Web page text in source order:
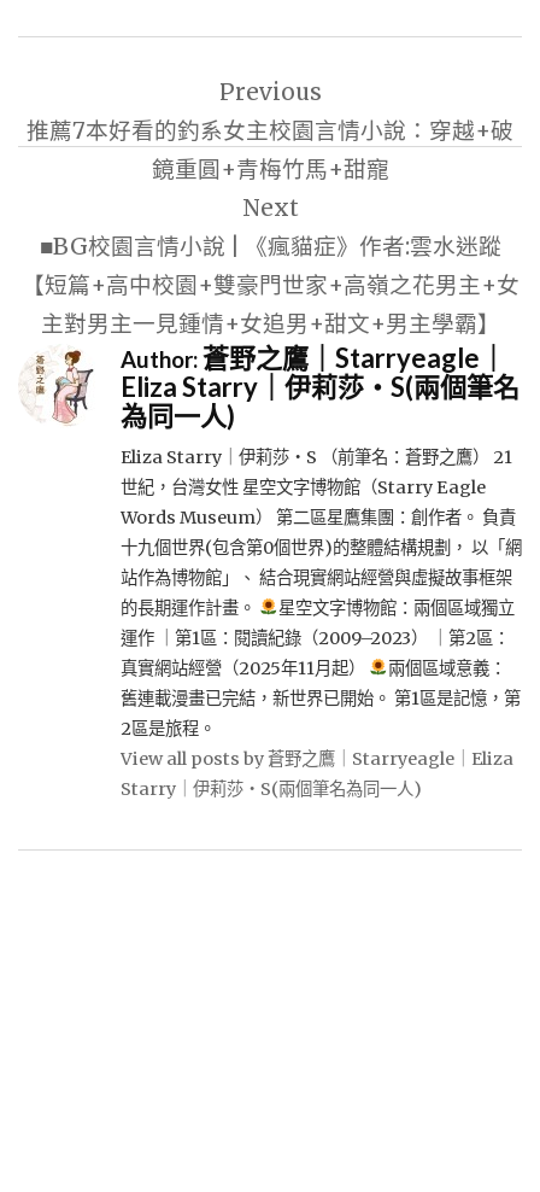
導
Previous
推薦7本好看的釣系女主校園言情小說：穿越+破
鏡重圓+青梅竹馬+甜寵
Next
■BG校園言情小說 | 《瘋貓症》作者:雲水迷蹤
【短篇+高中校園+雙豪門世家+高嶺之花男主+女
主對男主一見鍾情+女追男+甜文+男主學霸】
Author:蒼野之鷹｜Starryeagle｜
Eliza Starry｜伊莉莎・S(兩個筆名
為同一人)
Eliza Starry｜伊莉莎・S （前筆名：蒼野之鷹） 21
世紀，台灣女性 星空文字博物館（Starry Eagle
Words Museum） 第二區星鷹集團：創作者。 負責
十九個世界(包含第0個世界)的整體結構規劃， 以「網
站作為博物館」、 結合現實網站經營與虛擬故事框架
的長期運作計畫。
星空文字博物館：兩個區域獨立
運作 ｜第1區：閱讀紀錄（2009–2023） ｜第2區：
真實網站經營（2025年11月起）
兩個區域意義：
舊連載漫畫已完結，新世界已開始。 第1區是記憶，第
2區是旅程。
View all posts by 蒼野之鷹｜Starryeagle｜Eliza
Starry｜伊莉莎・S(兩個筆名為同一人)